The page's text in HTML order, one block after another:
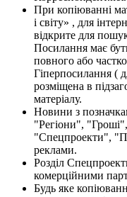
При копіюванні
і світу» , для
відкрите для
Посилання має
повного або
Гіперпосилання (
розміщена в
матеріалу.
Новини з
"Регіони",
"Спецпроекти",
реклами.
Розділ
комерційними
Будь яке